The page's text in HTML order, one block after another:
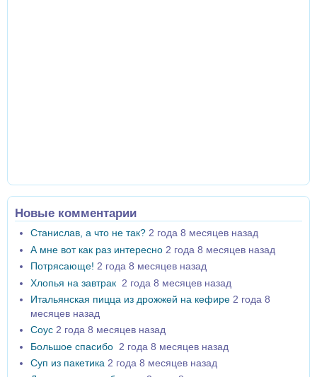
Новые комментарии
Станислав, а что не так? 2 года 8 месяцев назад
А мне вот как раз интересно 2 года 8 месяцев назад
Потрясающе! 2 года 8 месяцев назад
Хлопья на завтрак 2 года 8 месяцев назад
Итальянская пицца из дрожжей на кефире 2 года 8
месяцев назад
Соус 2 года 8 месяцев назад
Большое спасибо 2 года 8 месяцев назад
Суп из пакетика 2 года 8 месяцев назад